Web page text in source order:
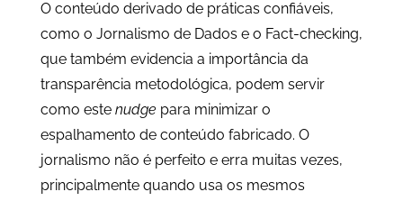
O conteúdo derivado de práticas confiáveis,
como o Jornalismo de Dados e o Fact-checking,
que também evidencia a importância da
transparência metodológica, podem servir
como este nudge para minimizar o
espalhamento de conteúdo fabricado. O
jornalismo não é perfeito e erra muitas vezes,
principalmente quando usa os mesmos